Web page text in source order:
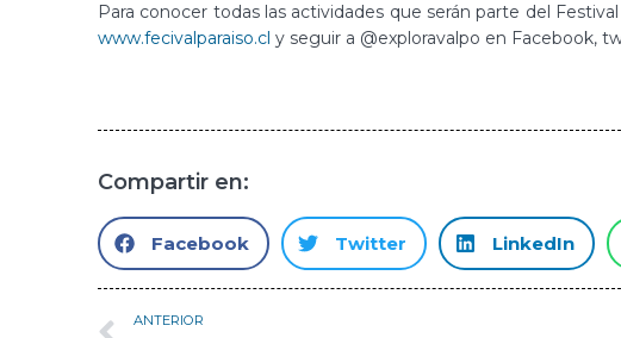
Para conocer todas las actividades que serán parte del
www.fecivalparaiso.cl y seguir a @exploravalpo en Facebook,
Compartir en:
Facebook Twitter LinkedIn
ANTERIOR